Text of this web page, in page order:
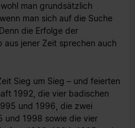
man grundsätzlich
man sich auf die Suche
die Erfolge der
aus jener Zeit sprechen auch
Sieg um Sieg – und feierten
1992, die vier badischen
und 1996, die zwei
und 1998 sowie die vier